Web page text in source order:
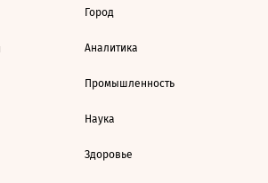
Город
Аналитика
Промышленность
Наука
Здоровье